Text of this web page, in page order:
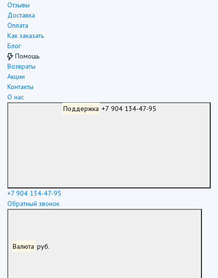
Отзывы
Доставка
Оплата
Как заказать
Блог
Помощь
Возвраты
Акции
Контакты
О нас
Поддержка
+7 904 134-47-95
Обратный звонок
Валюта руб.